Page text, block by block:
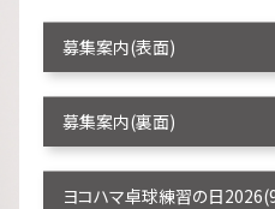
募集案内(表面)
募集案内(裏面)
ヨコハマ卓球練習の日